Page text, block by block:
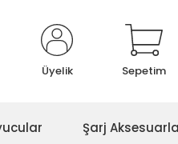
Üyelik Sepetim
Şarj